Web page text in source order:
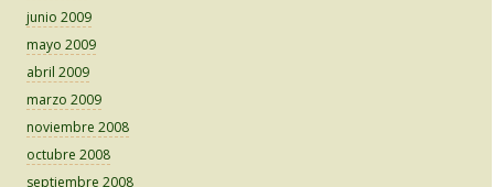
junio 2009
mayo 2009
abril 2009
marzo 2009
noviembre 2008
octubre 2008
septiembre 2008